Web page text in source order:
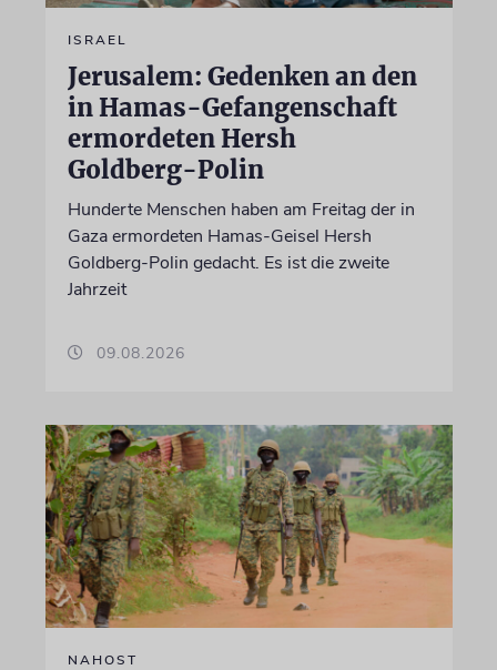
ISRAEL
Jerusalem: Gedenken an den
in Hamas-Gefangenschaft
ermordeten Hersh
Goldberg-Polin
Hunderte Menschen haben am Freitag der in
Gaza ermordeten Hamas-Geisel Hersh
Goldberg-Polin gedacht. Es ist die zweite
Jahrzeit
09.08.2026
NAHOST